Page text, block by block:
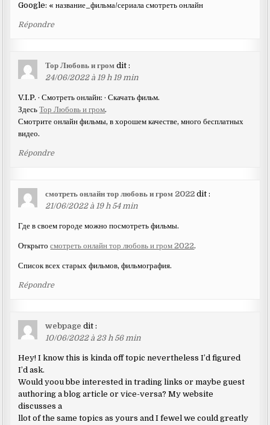
Google: « название_фильма/сериала смотреть онлайн
Répondre
Тор Любовь и гром dit :
24/06/2022 à 19 h 19 min
V.I.P. · Смотреть онлайн: · Скачать фильм.
ЗдесьТор Любовь и гром.
Смотрите онлайн фильмы, в хорошем качестве, много бесплатных
видео.
Répondre
смотреть онлайн тор любовь и гром 2022 dit :
21/06/2022 à 19 h 54 min
Где в своем городе можно посмотреть фильмы.
Открытосмотреть онлайн тор любовь и гром 2022.
Список всех старых фильмов, фильмография.
Répondre
webpage dit :
10/06/2022 à 23 h 56 min
Hey! I know this is kinda off topic nevertheless I’d figured
I’d ask.
Would yoou bbe interested in trading links or maybe guest
authoring a blog article or vice-versa? My website
discusses a
llot of the same topics as yours and I fewel we could greatly